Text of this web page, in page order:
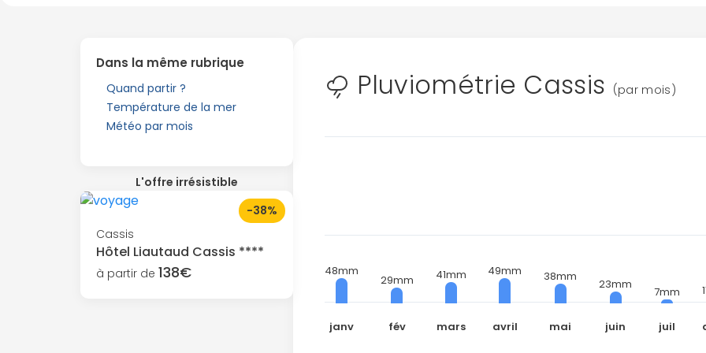
Dans la même rubrique
Quand partir ?
Température de la mer
Météo par mois
L'offre irrésistible
Cassis
Hôtel Liautaud Cassis ****
à partir de 138€
-38%
Pluviométrie Cassis (par mois)
janv
48mm
fév
29mm
mars
41mm
avril
49mm
mai
38mm
juin
23mm
juil
7mm